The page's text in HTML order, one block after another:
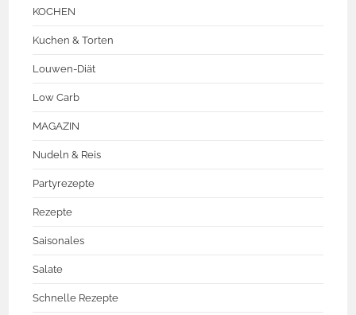
KOCHEN
Kuchen & Torten
Louwen-Diät
Low Carb
MAGAZIN
Nudeln & Reis
Partyrezepte
Rezepte
Saisonales
Salate
Schnelle Rezepte